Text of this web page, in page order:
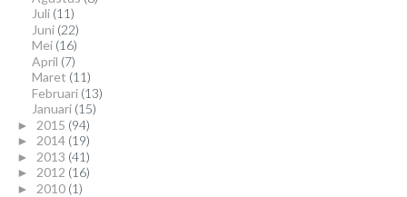
Juli (11)
Juni (22)
Mei (16)
April (7)
Maret (11)
Februari (13)
Januari (15)
► 2015 (94)
► 2014 (19)
► 2013 (41)
► 2012 (16)
► 2010 (1)